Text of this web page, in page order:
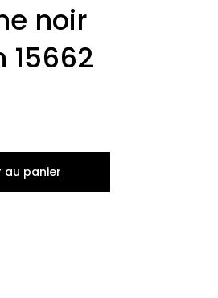
noir
au panier